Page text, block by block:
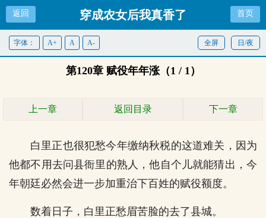
返回 穿成农女后我真香了 首页
日/夜
全屏
字体： A+ A A-
第120章 赋役年年涨（1 / 1）
上一章 返回目录 下一章
白里正也很犯愁今年缴纳秋税的这道难关，因为
他都不用去问县衙里的熟人，他自个儿就能猜出，今
年朝廷必然会进一步加重治下百姓的赋役额度。
数着日子，白里正愁眉苦脸的去了县城。